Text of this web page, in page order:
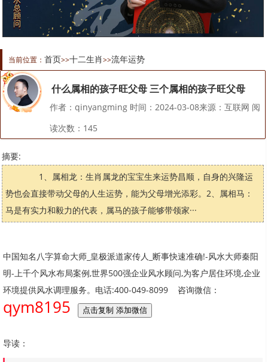
当前位置： 首页>>十二生肖>>流年运势
什么属相的孩子旺父母 三个属相的孩子旺父母
作者：qinyangming 时间：2024-03-08来源：互联网 阅
读次数： 145
摘要:
1、属相龙：生肖属龙的宝宝生来运势昌顺，自身的兴隆运
势也会直接带动父母的人生运势，能为父母增光添彩。2、属相马：
马是有实力和毅力的代表，属马的孩子能够带领家···
中国知名八字算命大师_皇极派道家传人_断事快速准确!-风水大师秦阳
明-上千个风水布局案例,世界500强企业风水顾问,为客户居住环境,企业
环境提供风水调理服务。电话:400-049-8099 咨询微信：
qym8195 点击复制 添加微信
导读：